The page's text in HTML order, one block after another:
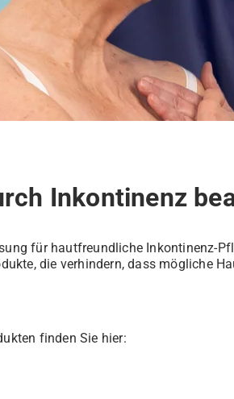
Inkontinenz
für hautfreundliche Inkontinenz-
die verhindern, dass mögliche
finden Sie hier: